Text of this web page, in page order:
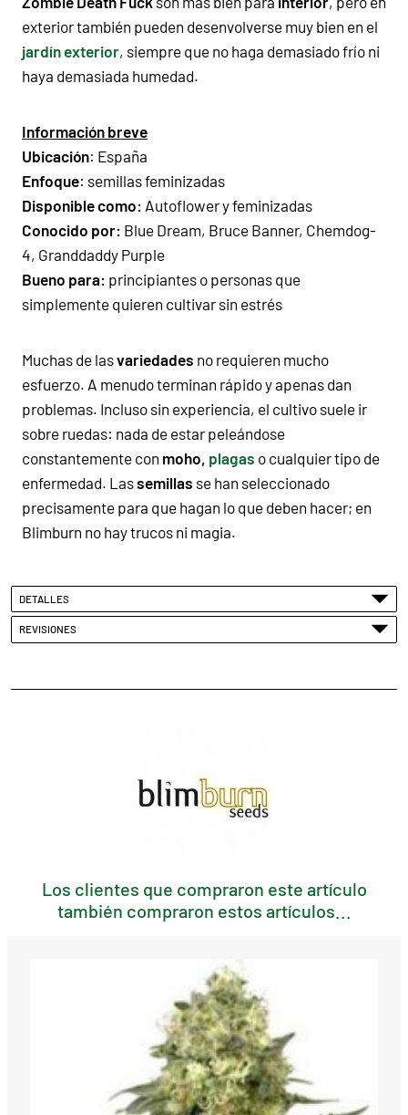
exterior también pueden desenvolverse muy bien en el
jardín exterior, siempre que no haga demasiado frío ni
haya demasiada humedad.
Información breve
Ubicación: España
Enfoque: semillas feminizadas
Disponible como: Autofloweryfeminizadas
Conocido por: Blue Dream, Bruce Banner, Chemdog-
4, Granddaddy Purple
Bueno para: principiantes o personas que
simplemente quieren cultivar sin estrés
Muchas de lasvariedades no requieren mucho
esfuerzo. A menudo terminan rápido y apenas dan
problemas. Incluso sin experiencia, el cultivo suele ir
sobre ruedas: nada de estar peleándose
constantemente con moho, plagas o cualquier tipo de
enfermedad. Lassemillas se han seleccionado
precisamente para que hagan lo que deben hacer; en
Blimburn no hay trucos ni magia.
DETALLES
REVISIONES
Los clientes que compraron este artículo
también compraron estos artículos...